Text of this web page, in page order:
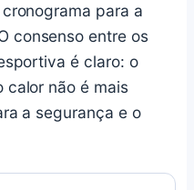
para a
consenso entre os
é claro: o
não é mais
a segurança e o